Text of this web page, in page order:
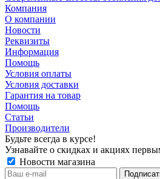
Компания
О компании
Новости
Реквизиты
Информация
Помощь
Условия оплаты
Условия доставки
Гарантия на товар
Помощь
Статьи
Производители
Будьте всегда в курсе!
Узнавайте о скидках и акциях
Новости магазина